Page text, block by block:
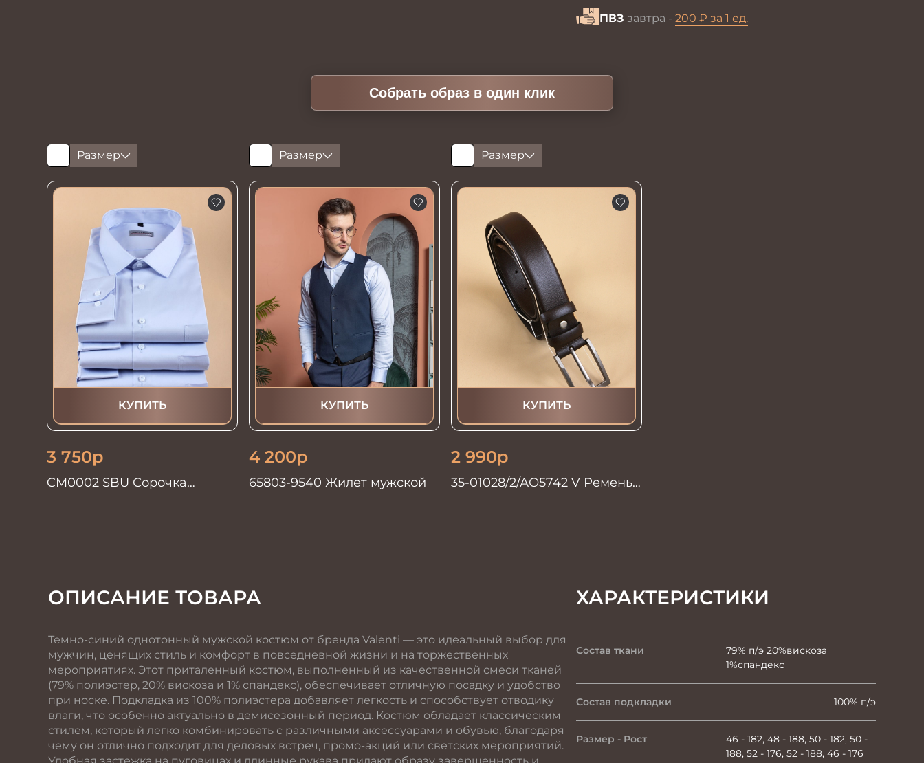
ПВЗ завтра - 200 ₽ за 1 ед.
Собрать образ в один клик
Размер
КУПИТЬ
3 750р
CM0002 SBU Сорочка
Размер
КУПИТЬ
4 200р
65803-9540 Жилет мужской
Размер
КУПИТЬ
2 990р
35-01028/2/АО5742 V Ремень
ОПИСАНИЕ ТОВАРА
Темно-синий однотонный мужской костюм от бренда Valenti — это идеальный выбор для
мужчин, ценящих стиль и комфорт в повседневной жизни и на торжественных
мероприятиях. Этот приталенный костюм, выполненный из качественной смеси тканей
(79% полиэстер, 20% вискоза и 1% спандекс), обеспечивает отличную посадку и удобство
при носке. Подкладка из 100% полиэстера добавляет легкость и способствует отводику
влаги, что особенно актуально в демисезонный период. Костюм обладает классическим
стилем, который легко комбинировать с различными аксессуарами и обувью, благодаря
чему он отлично подходит для деловых встреч, промо-акций или светских мероприятий.
ХАРАКТЕРИСТИКИ
Состав ткани
79% п/э 20%вискоза
1%спандекс
Состав подкладки 100% п/э
Размер - Рост
46 - 182, 48 - 188, 50 - 182, 50 -
188, 52 - 176, 52 - 188, 46 - 176